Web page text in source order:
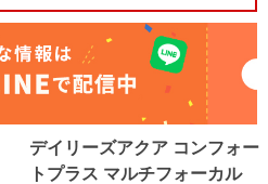
デイリーズアクア コンフォー
トプラス マルチフォーカル